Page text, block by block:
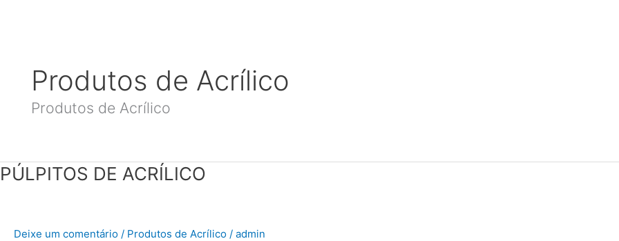
Produtos de Acrílico
Produtos de Acrílico
PÚLPITOS DE ACRÍLICO
Deixe um comentário / Produtos de Acrílico / admin
PÚLPITOS